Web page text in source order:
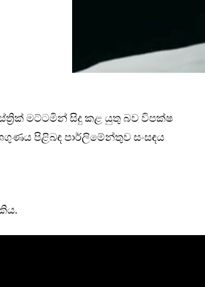
මට්ටමින් සිදු කළ යුතු බව විපක්ෂ
පිළිබඳ පාර්ලිමේන්තුව සංසඳය